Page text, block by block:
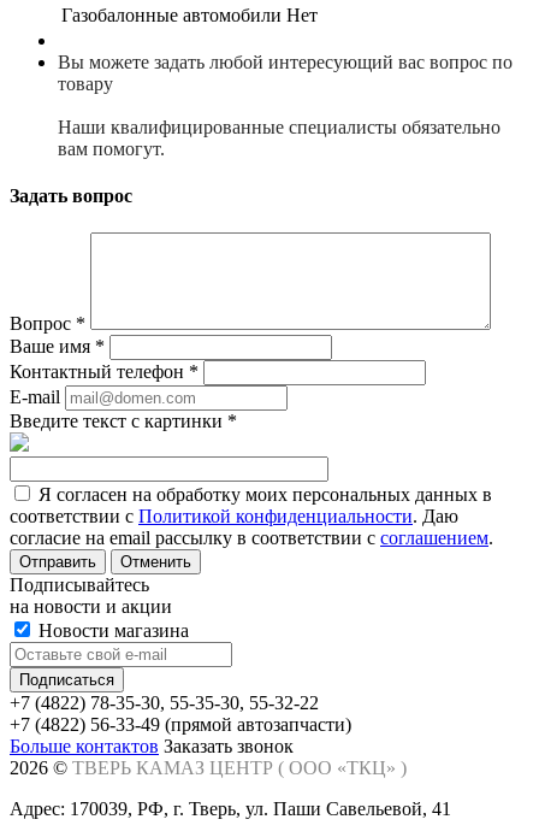
Газобалонные автомобили Нет
Вы можете задать любой интересующий вас вопрос по
товару
Наши квалифицированные специалисты обязательно
вам помогут.
Задать вопрос
Вопрос *
Ваше имя *
Контактный телефон *
E-mail
Введите текст с картинки *
Я согласен на обработку моих персональных данных в
соответствии с Политикой конфиденциальности. Даю
согласие на email рассылку в соответствии с соглашением.
Отменить
Подписывайтесь
на новости и акции
Новости магазина
+7 (4822) 78-35-30, 55-35-30, 55-32-22
+7 (4822) 56-33-49 (прямой автозапчасти)
Больше контактов Заказать звонок
2026 © ТВЕРЬ КАМАЗ ЦЕНТР ( ООО «ТКЦ» )
Адрес: 170039, РФ, г. Тверь, ул. Паши Савельевой, 41